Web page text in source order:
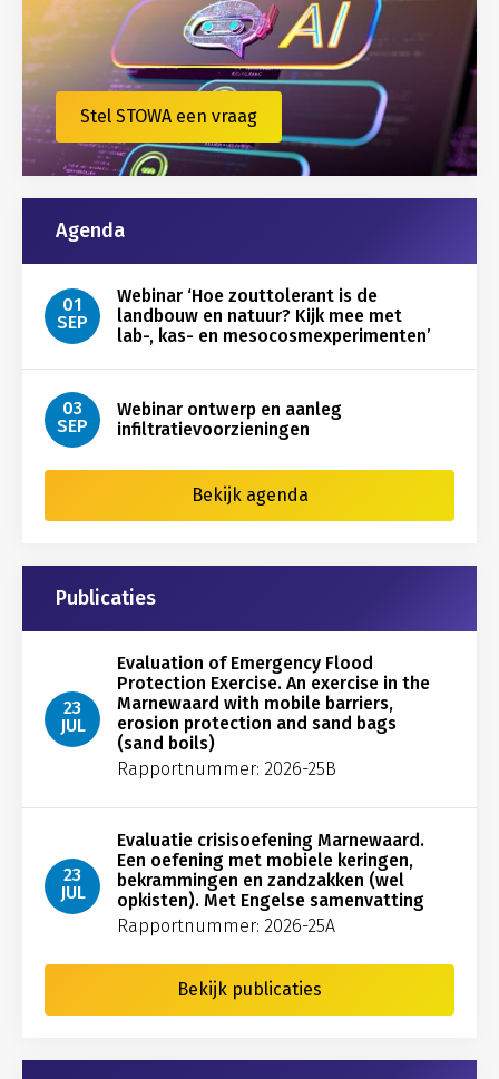
Stel STOWA een vraag
Agenda
01
SEP
Webinar ‘Hoe zouttolerant is de
landbouw en natuur? Kijk mee met
lab-, kas- en mesocosmexperimenten’
03
SEP
Webinar ontwerp en aanleg
infiltratievoorzieningen
Bekijk agenda
Publicaties
23
JUL
Evaluation of Emergency Flood
Protection Exercise. An exercise in the
Marnewaard with mobile barriers,
erosion protection and sand bags
(sand boils)
Rapportnummer: 2026-25B
23
JUL
Evaluatie crisisoefening Marnewaard.
Een oefening met mobiele keringen,
bekrammingen en zandzakken (wel
opkisten). Met Engelse samenvatting
Rapportnummer: 2026-25A
Bekijk publicaties